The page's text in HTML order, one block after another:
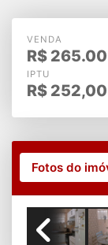
VENDA
R$
IPTU
R$ 252,00
Fotos do